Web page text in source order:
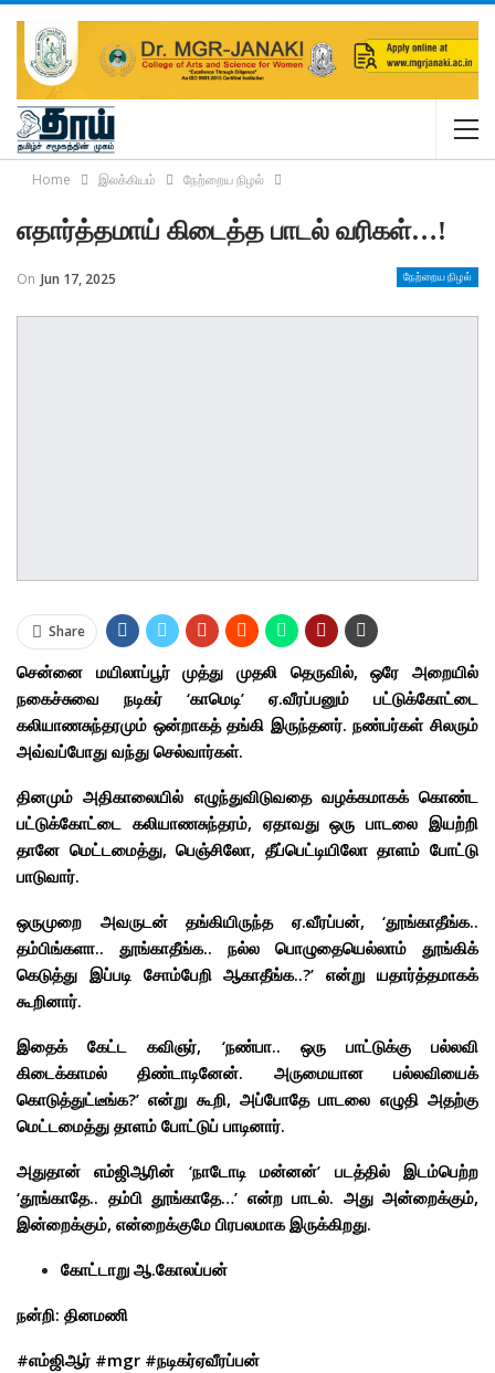
Home இலக்கியம் நேற்றைய நிழல்
எதார்த்தமாய் கிடைத்த பாடல் வரிகள்…!
நேற்றைய நிழல்
On Jun 17, 2025
Share
சென்னை மயிலாப்பூர் முத்து முதலி தெருவில், ஒரே அறையில்
நகைச்சுவை நடிகர் ‘காமெடி’ ஏ.வீரப்பனும் பட்டுக்கோட்டை
கலியாணசுந்தரமும் ஒன்றாகத் தங்கி இருந்தனர். நண்பர்கள் சிலரும்
அவ்வப்போது வந்து செல்வார்கள்.
தினமும் அதிகாலையில் எழுந்துவிடுவதை வழக்கமாகக் கொண்ட
பட்டுக்கோட்டை கலியாணசுந்தரம், ஏதாவது ஒரு பாடலை இயற்றி
தானே மெட்டமைத்து, பெஞ்சிலோ, தீப்பெட்டியிலோ தாளம் போட்டு
பாடுவார்.
ஒருமுறை அவருடன் தங்கியிருந்த ஏ.வீரப்பன், ‘தூங்காதீங்க..
தம்பிங்களா.. தூங்காதீங்க.. நல்ல பொழுதையெல்லாம் தூங்கிக்
கெடுத்து இப்படி சோம்பேறி ஆகாதீங்க..?’ என்று யதார்த்தமாகக்
கூறினார்.
இதைக் கேட்ட கவிஞர், ‘நண்பா.. ஒரு பாட்டுக்கு பல்லவி
கிடைக்காமல் திண்டாடினேன். அருமையான பல்லவியைக்
கொடுத்துட்டீங்க?’ என்று கூறி, அப்போதே பாடலை எழுதி அதற்கு
மெட்டமைத்து தாளம் போட்டுப் பாடினார்.
அதுதான் எம்ஜிஆரின் ‘நாடோடி மன்னன்’ படத்தில் இடம்பெற்ற
‘தூங்காதே.. தம்பி தூங்காதே…’ என்ற பாடல். அது அன்றைக்கும்,
இன்றைக்கும், என்றைக்குமே பிரபலமாக இருக்கிறது.
கோட்டாறு ஆ.கோலப்பன்
நன்றி: தினமணி
#எம்ஜிஆர் #mgr #நடிகர்ஏவீரப்பன்